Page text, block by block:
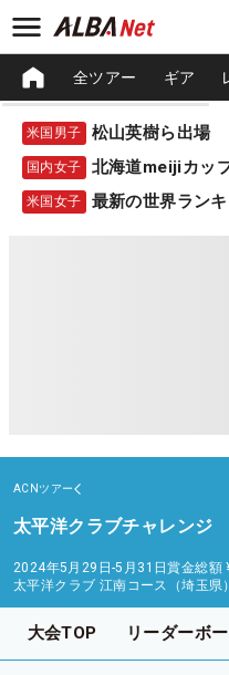
全ツアー ギア
米国男子
国内女子 北海道meijiカッ
米国女子 最新の世界ラン
ACNツアー
太平洋クラブチャレンジ
2024年5月29日-5月31日賞金総額
太平洋クラブ 江南コース（埼玉県）
大会TOP リーダーボ